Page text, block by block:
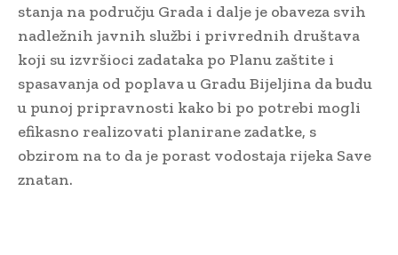
stanja na području Grada i dalje je obaveza svih
nadležnih javnih službi i privrednih društava
koji su izvršioci zadataka po Planu zaštite i
spasavanja od poplava u Gradu Bijeljina da budu
u punoj pripravnosti kako bi po potrebi mogli
efikasno realizovati planirane zadatke, s
obzirom na to da je porast vodostaja rijeka Save
znatan.